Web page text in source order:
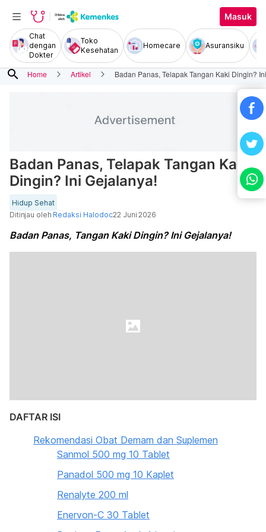
Masuk
Chat
dengan
Dokter
Toko
Kesehatan
Homecare Asuransiku
search Home Artikel Badan Panas, Telapak Tangan Kaki Dingin?
Badan Panas, Telapak Tangan Kaki
Dingin? Ini Gejalanya!
Hidup Sehat
Ditinjau oleh Redaksi Halodoc22 Juni 2026
Badan Panas, Tangan Kaki Dingin? Ini Gejalanya!
DAFTAR ISI
Rekomendasi Obat Demam dan Suplemen
Sanmol 500 mg 10 Tablet
Panadol 500 mg 10 Kaplet
Renalyte 200 ml
Enervon-C 30 Tablet